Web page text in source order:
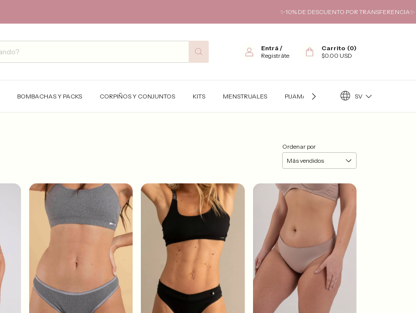
✨10% DE DESCUENTO POR TRANSFERENCIA✨ HASTA 6
Entrá /
Registráte
Carrito (0)
$0.00 USD
BOMBACHAS Y PACKS CORPIÑOS Y CONJUNTOS KITS MENSTRUALES PIJAMAS TÉRMICOSV
Ordenar por